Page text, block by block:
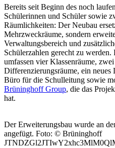
Bereits seit Beginn des noch
Schülerinnen und Schüler sowie
Räumlichkeiten: Der Neubau
Mehrzweckräume, sondern
Verwaltungsbereich und
Schülerzahlen gerecht zu
umfassen vier Klassenräume,
Differenzierungsräume, ein neues
Büro für die Schulleitung sowie
Brüninghoff Group, die das
hat.
Der Erweiterungsbau wurde an
angefügt. Foto: © Brüninghoff